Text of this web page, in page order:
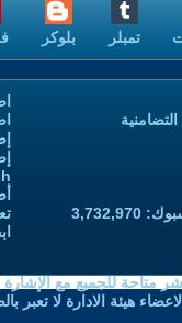
تمبلر بلوكر
متاحة للجميع مع الإشارة
هيئة الادارة لا تعبر